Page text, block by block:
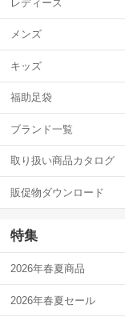
レディース
メンズ
キッズ
福助足袋
ブランド一覧
取り扱い商品カタログ
販促物ダウンロード
特集
2026年春夏商品
2026年春夏セール